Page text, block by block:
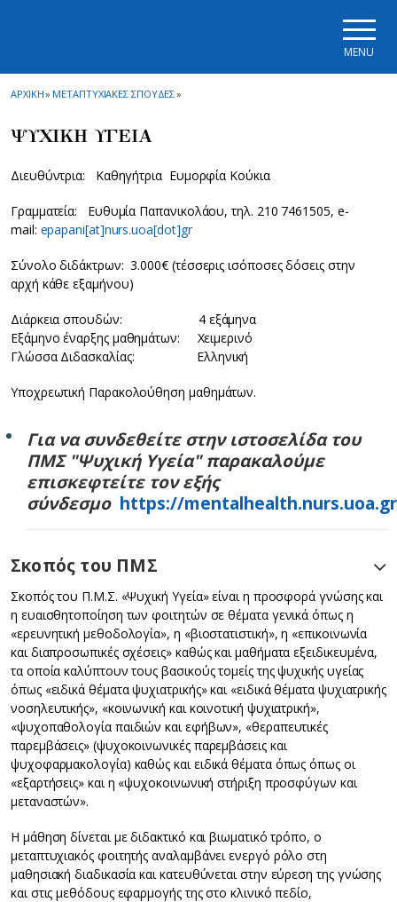
MENU
ΑΡΧΙΚΗ» ΜΕΤΑΠΤΥΧΙΑΚΕΣ ΣΠΟΥΔΕΣ»
ΨΥΧΙΚΗ ΥΓΕΙΑ
Διευθύντρια: Καθηγήτρια Ευμορφία Κούκια
Γραμματεία: Ευθυμία Παπανικολάου, τηλ. 210 7461505, e-
mail: epapani[at]nurs.uoa[dot]gr
Σύνολο διδάκτρων: 3.000€ (τέσσερις ισόποσες δόσεις στην
αρχή κάθε εξαμήνου)
Διάρκεια σπουδών: 4 εξάμηνα
Εξάμηνο έναρξης μαθημάτων: Χειμερινό
Γλώσσα Διδασκαλίας: Ελληνική
Υποχρεωτική Παρακολούθηση μαθημάτων.
Για να συνδεθείτε στην ιστοσελίδα του
ΠΜΣ "Ψυχική Υγεία" παρακαλούμε
επισκεφτείτε τον εξής
σύνδεσμο https://
Σκοπός του ΠΜΣ
Σκοπός του Π.Μ.Σ. «Ψυχική Υγεία» είναι η προσφορά γνώσης και
η ευαισθητοποίηση των φοιτητών σε θέματα γενικά όπως η
«ερευνητική μεθοδολογία», η «βιοστατιστική», η «επικοινωνία
και διαπροσωπικές σχέσεις» καθώς και μαθήματα εξειδικευμένα,
τα οποία καλύπτουν τους βασικούς τομείς της ψυχικής υγείας
όπως «ειδικά θέματα ψυχιατρικής» και «ειδικά θέματα ψυχιατρικής
νοσηλευτικής», «κοινωνική και κοινοτική ψυχιατρική»,
«ψυχοπαθολογία παιδιών και εφήβων», «θεραπευτικές
παρεμβάσεις» (ψυχοκοινωνικές παρεμβάσεις και
ψυχοφαρμακολογία) καθώς και ειδικά θέματα όπως όπως οι
«εξαρτήσεις» και η «ψυχοκοινωνική στήριξη προσφύγων και
μεταναστών».
Η μάθηση δίνεται με διδακτικό και βιωματικό τρόπο, ο
μεταπτυχιακός φοιτητής αναλαμβάνει ενεργό ρόλο στη
μαθησιακή διαδικασία και κατευθύνεται στην εύρεση της γνώσης
και στις μεθόδους εφαρμογής της στο κλινικό πεδίο,